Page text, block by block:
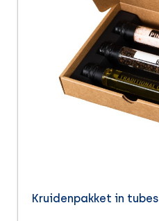
Kruidenpakket in tubes